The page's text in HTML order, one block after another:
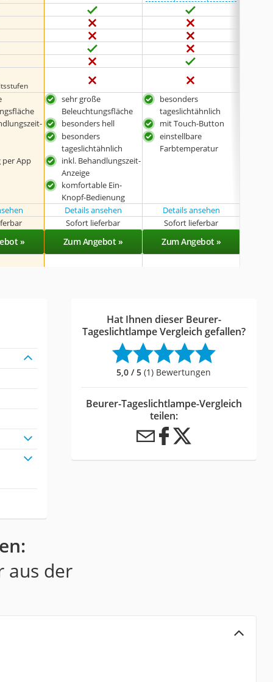
per App
sehr große
Beleuchtungsfläche
besonders hell
besonders
tageslichtähnlich
inkl. Behandlungszeit-
Anzeige
komfortable Ein-
Knopf-Bedienung
besonders
tageslichtähnlich
mit Touch-Button
einstellbare
Farbtemperatur
Details ansehen Details ansehen
Sofort lieferbar Sofort lieferbar
» Zum Angebot » Zum Angebot »
Hat Ihnen dieser Beurer-
Tageslichtlampe Vergleich gefallen?
5,0 / 5 (1) Bewertungen
Beurer-Tageslichtlampe-Vergleich
teilen:
aus der